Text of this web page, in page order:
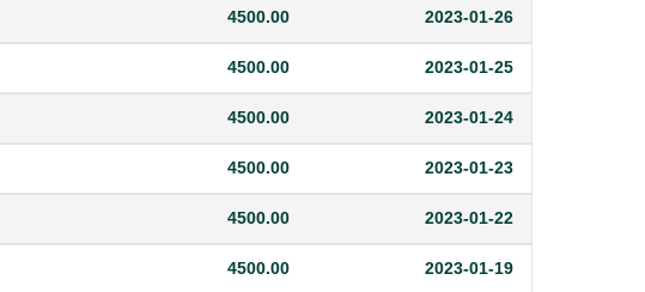
2023-01-26
4500.00
2023-01-25
4500.00
2023-01-24
4500.00
2023-01-23
4500.00
2023-01-22
4500.00
2023-01-19
4500.00